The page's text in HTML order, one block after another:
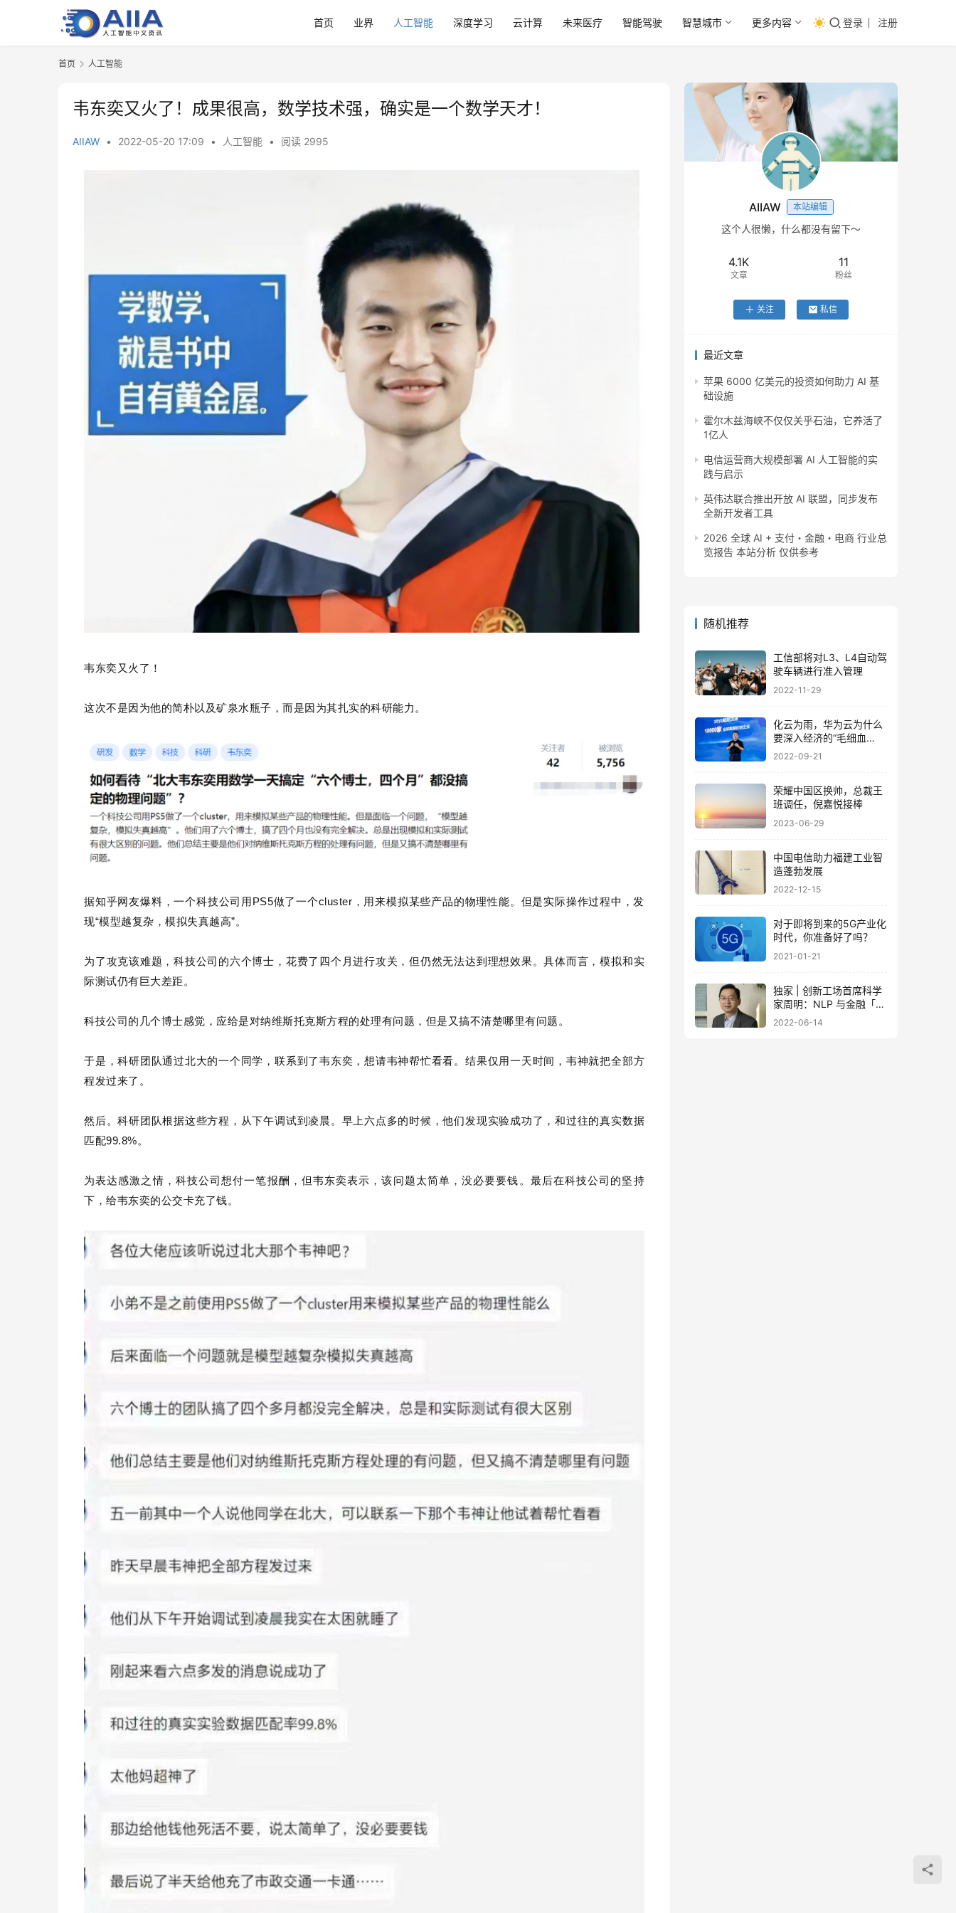
首页 业界 人工智能 深度学习 云计算 未来医疗 智能驾驶 智慧城市 更多内容 登录 注册
首页 人工智能
韦东奕又火了！成果很高，数学技术强，确实是一个数学天才！
AIIAW • 2022-05-20 17:09 • 人工智能 • 阅读 2995
韦东奕又火了！
这次不是因为他的简朴以及矿泉水瓶子，而是因为其扎实的科研能力。
据知乎网友爆料，一个科技公司用PS5做了一个cluster，用来模拟某些产品的物理性能。但是实际操作过程中，发
现“模型越复杂，模拟失真越高”。
为了攻克该难题，科技公司的六个博士，花费了四个月进行攻关，但仍然无法达到理想效果。具体而言，模拟和实
际测试仍有巨大差距。
科技公司的几个博士感觉，应给是对纳维斯托克斯方程的处理有问题，但是又搞不清楚哪里有问题。
于是，科研团队通过北大的一个同学，联系到了韦东奕，想请韦神帮忙看看。结果仅用一天时间，韦神就把全部方
程发过来了。
然后。科研团队根据这些方程，从下午调试到凌晨。早上六点多的时候，他们发现实验成功了，和过往的真实数据
匹配99.8%。
为表达感激之情，科技公司想付一笔报酬，但韦东奕表示，该问题太简单，没必要要钱。最后在科技公司的坚持
下，给韦东奕的公交卡充了钱。
AIIAW 本站编辑
这个人很懒，什么都没有留下～
4.1K
文章
11
粉丝
关注 私信
最近文章
苹果 6000 亿美元的投资如何助力 AI 基
础设施
霍尔木兹海峡不仅仅关乎石油，它养活了
1亿人
电信运营商大规模部署 AI 人工智能的实
践与启示
英伟达联合推出开放 AI 联盟，同步发布
全新开发者工具
2026 全球 AI + 支付・金融・电商 行业总
览报告 本站分析 仅供参考
随机推荐
工信部将对L3、L4自动驾
驶车辆进行准入管理
2022-11-29
化云为雨，华为云为什么
要深入经济的“毛细血
管”？
2022-09-21
荣耀中国区换帅，总裁王
班调任，倪嘉悦接棒
2023-06-29
中国电信助力福建工业智
造蓬勃发展
2022-12-15
对于即将到来的5G产业化
时代，你准备好了吗？
2021-01-21
独家 | 创新工场首席科学
家周明：NLP 与金融「联
姻」，从经济实惠的小模
2022-06-14